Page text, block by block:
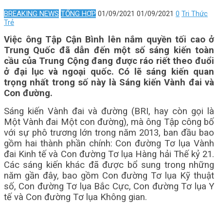
BREAKING NEWS TỔNG HỢP 01/09/2021 01/09/2021 0 Tri Thức
Trẻ
Việc ông Tập Cận Bình lên nắm quyền tối cao ở
Trung Quốc đã dẫn đến một số sáng kiến ​​toàn
cầu của Trung Cộng đang được ráo riết theo đuổi
ở đại lục và ngoại quốc. Có lẽ sáng kiến quan
trọng nhất trong số này là Sáng kiến ​​Vành đai và
Con đường.
Sáng kiến Vành đai và đường (BRI, hay còn gọi là
Một Vành đai Một con đường), mà ông Tập công bố
với sự phô trương lớn trong năm 2013, ban đầu bao
gồm hai thành phần chính: Con đường Tơ lụa Vành
đai Kinh tế và Con đường Tơ lụa Hàng hải Thế kỷ 21.
Các sáng kiến ​​khác đã được bổ sung trong những
năm gần đây, bao gồm Con đường Tơ lụa Kỹ thuật
số, Con đường Tơ lụa Bắc Cực, Con đường Tơ lụa Y
tế và Con đường Tơ lụa Không gian.